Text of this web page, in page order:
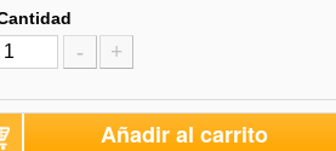
- +
Añadir al carrito